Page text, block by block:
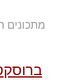
מתכונים